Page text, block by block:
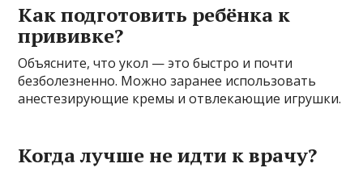
Как подготовить ребёнка к
прививке?
Объясните, что укол — это быстро и почти
безболезненно. Можно заранее использовать
анестезирующие кремы и отвлекающие игрушки.
Когда лучше не идти к врачу?